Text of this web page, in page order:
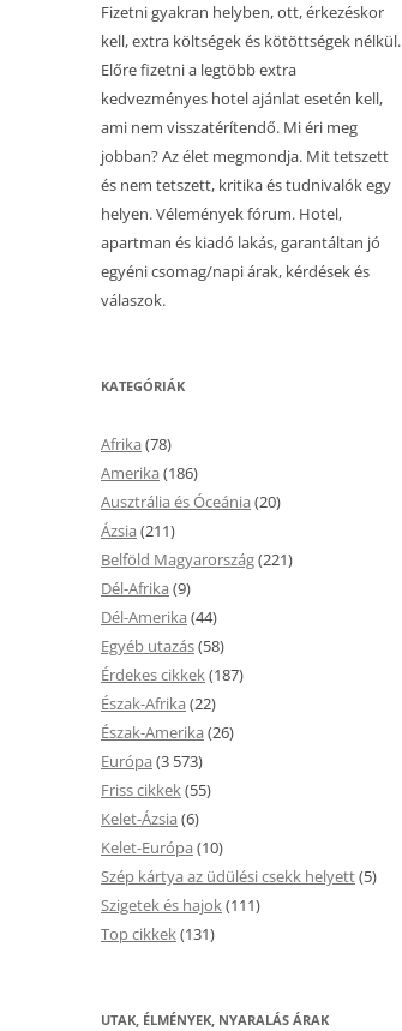
Fizetni gyakran helyben, ott, érkezéskor
kell, extra költségek és kötöttségek nélkül.
Előre fizetni a legtöbb extra
kedvezményes hotel ajánlat esetén kell,
ami nem visszatérítendő. Mi éri meg
jobban? Az élet megmondja. Mit tetszett
és nem tetszett, kritika és tudnivalók egy
helyen. Vélemények fórum. Hotel,
apartman és kiadó lakás, garantáltan jó
egyéni csomag/napi árak, kérdések és
válaszok.
KATEGÓRIÁK
Afrika (78)
Amerika (186)
Ausztrália és Óceánia (20)
Ázsia (211)
Belföld Magyarország(221)
Dél-Afrika (9)
Dél-Amerika (44)
Egyéb utazás(58)
Érdekes cikkek(187)
Észak-Afrika (22)
Észak-Amerika (26)
Európa (3 573)
Friss cikkek(55)
Kelet-Ázsia (6)
Kelet-Európa (10)
Szép kártya az üdülési csekk helyett(5)
Szigetek és hajok(111)
Top cikkek(131)
UTAK, ÉLMÉNYEK, NYARALÁS ÁRAK